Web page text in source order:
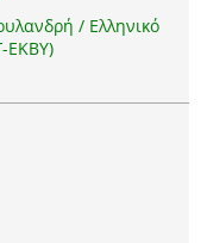
/ Ελληνικό
ΕΚΒΥ)